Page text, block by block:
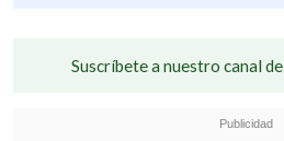
Suscríbete a nuestro canal de